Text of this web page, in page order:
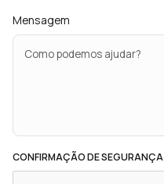
Mensagem
CONFIRMAÇÃO DE SEGURANÇA